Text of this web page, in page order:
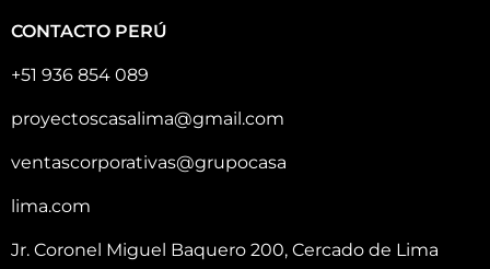
CONTACTO PERÚ
+51 936 854 089
proyectoscasalima@gmail.com
ventascorporativas@grupocasa
lima.com
Jr. Coronel Miguel Baquero 200, Cercado de Lima